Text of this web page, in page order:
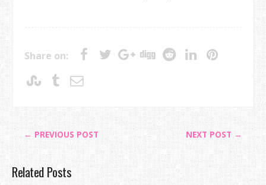
Share on:
← PREVIOUS POST NEXT POST →
Related Posts